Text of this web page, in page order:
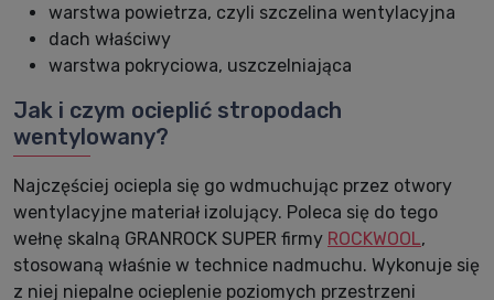
warstwa powietrza, czyli szczelina wentylacyjna
dach właściwy
warstwa pokryciowa, uszczelniająca
Jak i czym ocieplić stropodach
wentylowany?
Najczęściej ociepla się go wdmuchując przez otwory
wentylacyjne materiał izolujący. Poleca się do tego
wełnę skalną GRANROCK SUPER firmy ROCKWOOL,
stosowaną właśnie w technice nadmuchu. Wykonuje się
z niej niepalne ocieplenie poziomych przestrzeni